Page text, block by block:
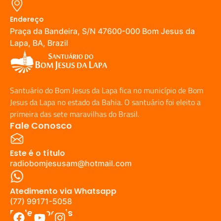
Endereço
Praça da Bandeira, S/N 47600-000 Bom Jesus da
Lapa, BA, Brazil
Santuário do Bom Jesus da Lapa fica no município de Bom
Jesus da Lapa no estado da Bahia. O santuário foi eleito a
primeira das sete maravilhas do Brasil.
Fale Conosco
Este é o título
radiobomjesusam@hotmail.com
Atedimento via Whatsapp
(77) 99171-5058
Redes Sociais